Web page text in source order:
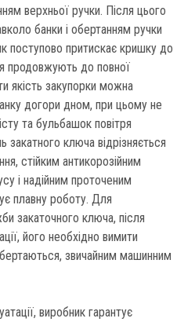
верхньої ручки. Після цього
банки і обертанням ручки
поступово притискає кришку до
продовжують до повної
якість закупорки можна
догори дном, при цьому не
та бульбашок повітря
ключа відрізняється
стійким антикорозійним
і надійним проточеним
плавну роботу. Для
закаточного ключа, після
його необхідно вимити
звичайним машинним
виробник гарантує